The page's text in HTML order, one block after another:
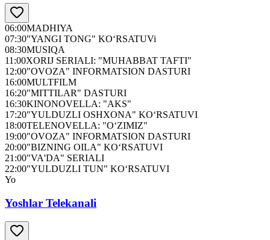
06:00MADHIYA
07:30"YANGI TONG" KO‘RSATUVi
08:30MUSIQA
11:00XORIJ SERIALI: "MUHABBAT TAFTI"
12:00"OVOZA" INFORMATSION DASTURI
16:00MULTFILM
16:20"MITTILAR" DASTURI
16:30KINONOVELLA: "AKS"
17:20"YULDUZLI OSHXONA" KO‘RSATUVI
18:00TELENOVELLA: "O‘ZIMIZ"
19:00"OVOZA" INFORMATSION DASTURI
20:00"BIZNING OILA" KO‘RSATUVI
21:00"VA'DA" SERIALI
22:00"YULDUZLI TUN" KO‘RSATUVI
Yo
Yoshlar Telekanali